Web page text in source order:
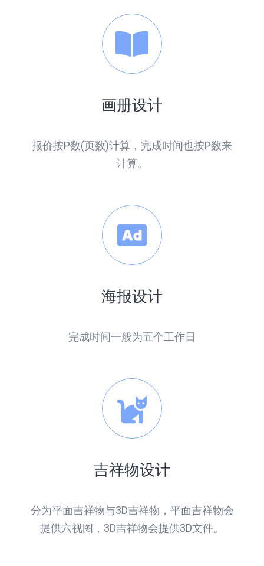
画册设计
报价按P数(页数)计算，完成时间也按P数来
计算。
海报设计
完成时间一般为五个工作日
吉祥物设计
分为平面吉祥物与3D吉祥物，平面吉祥物会
提供六视图，3D吉祥物会提供3D文件。